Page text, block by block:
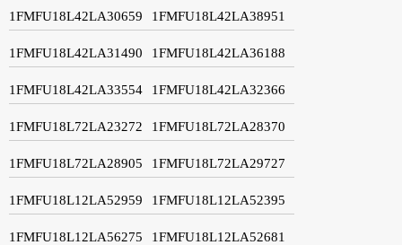
1FMFU18L42LA30659 1FMFU18L42LA38951
1FMFU18L42LA31490 1FMFU18L42LA36188
1FMFU18L42LA33554 1FMFU18L42LA32366
1FMFU18L72LA23272 1FMFU18L72LA28370
1FMFU18L72LA28905 1FMFU18L72LA29727
1FMFU18L12LA52959 1FMFU18L12LA52395
1FMFU18L12LA56275 1FMFU18L12LA52681